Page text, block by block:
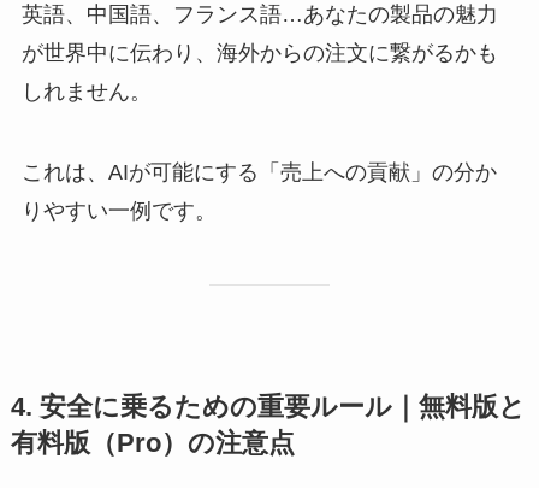
英語、中国語、フランス語…あなたの製品の魅力
が世界中に伝わり、海外からの注文に繋がるかも
しれません。
これは、AIが可能にする「売上への貢献」の分か
りやすい一例です。
4. 安全に乗るための重要ルール｜無料版と
有料版（Pro）の注意点